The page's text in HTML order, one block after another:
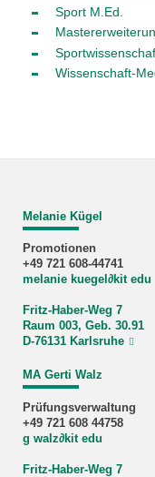
Sport M.Ed.
Wissenschaft-
Melanie Kügel
Promotionen
+49 721 608-44741
melanie kuegel ∂kit edu
Fritz-Haber-Weg 7
Raum 003, Geb. 30.91
D-76131 Karlsruhe
MA Gerti Walz
Prüfungsverwaltung
+49 721 608 44758
g walz∂kit edu
Fritz-Haber-Weg 7